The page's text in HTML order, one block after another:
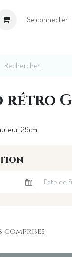
Se connecter
rétro
29cm
comprises